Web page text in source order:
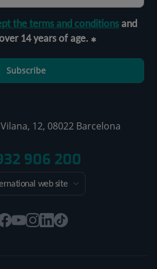
the terms and conditionsand
14 years of age.
Subscribe
12, 08022 Barcelona
906 200
web site
ThisThisThisThisLink